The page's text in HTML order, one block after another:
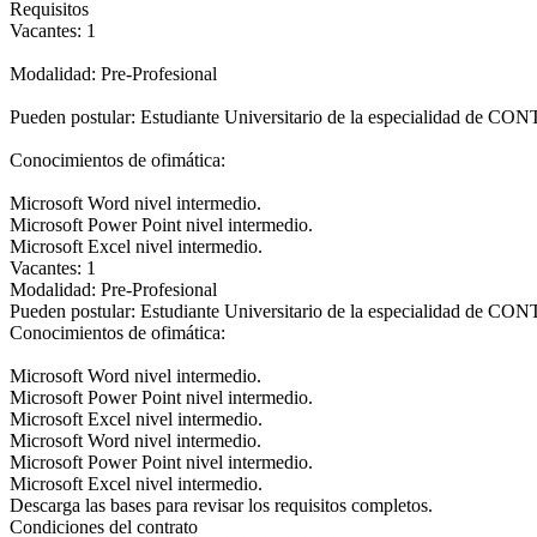
Requisitos
Vacantes: 1
Modalidad: Pre-Profesional
Pueden postular: Estudiante Universitario de la especialidad de
Conocimientos de ofimática:
Microsoft Word nivel intermedio.
Microsoft Power Point nivel intermedio.
Microsoft Excel nivel intermedio.
Vacantes: 1
Modalidad: Pre-Profesional
Pueden postular: Estudiante Universitario de la especialidad de
Conocimientos de ofimática:
Microsoft Word nivel intermedio.
Microsoft Power Point nivel intermedio.
Microsoft Excel nivel intermedio.
Microsoft Word nivel intermedio.
Microsoft Power Point nivel intermedio.
Microsoft Excel nivel intermedio.
Descarga las bases para revisar los requisitos completos.
Condiciones del contrato